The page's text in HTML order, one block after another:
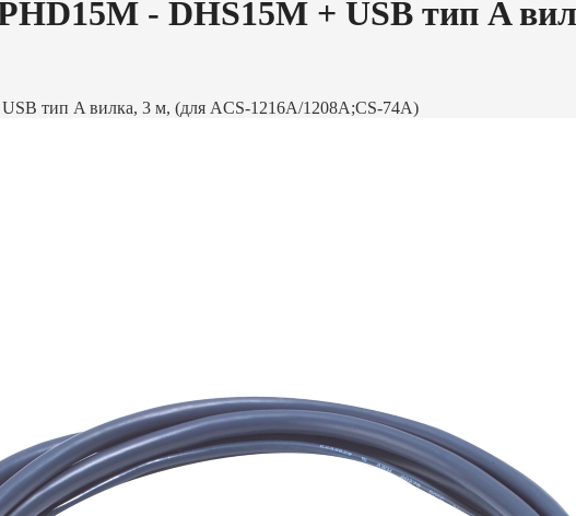
- DHS15M + USB тип A
тип A вилка, 3 м, (для ACS-1216A/1208A;CS-74A)